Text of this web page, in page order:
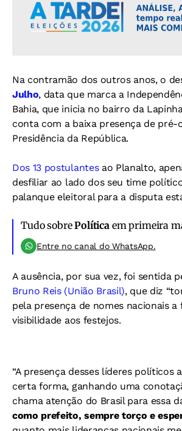
Na contramão dos outros anos, o
Julho, data que marca a
Bahia, que inicia no bairro da
conta com a baixa presença de pré-
Presidência da República.
Dos 13 postulantesao Planalto,
desfiliar ao lado dos seu time
palanque eleitoral para a disputa
Tudo sobrePolítica em primeira
Entre no canal do WhatsApp.
A ausência, por sua vez, foi sentida
Bruno Reis (União Brasil), que diz
pela presença de nomes nacionais a
visibilidade aos festejos.
“A presença desses líderes políticos
certa forma, ganhando uma
chama atenção do Brasil para essa
como prefeito, sempre torço e